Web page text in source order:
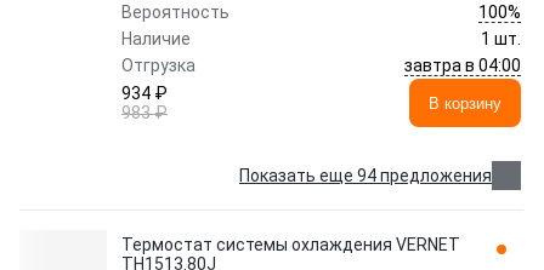
Вероятность
100%
Наличие
1 шт.
Отгрузка
завтра в 04:00
934 ₽
983 ₽
В корзину
Показать еще 94 предложения
Термостат системы охлаждения VERNET
TH1513.80J